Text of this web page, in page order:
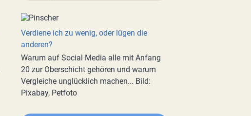
Verdiene ich zu wenig, oder lügen die
anderen?
Warum auf Social Media alle mit Anfang
20 zur Oberschicht gehören und warum
Vergleiche unglücklich machen... Bild:
Pixabay, Petfoto